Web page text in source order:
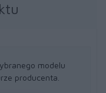
modelu
producenta.